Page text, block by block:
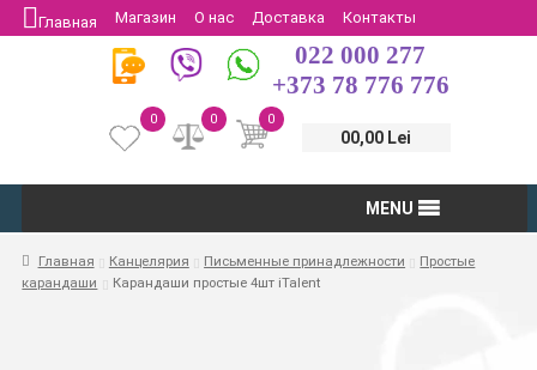
Главная Магазин О нас Доставка
Контакты
Защита потребителей
Возврат
022 000 277
+373 78 776 776
0
00,00 Lei
0
0
MENU
Главная Канцелярия Письменные принадлежности
Простые
карандаши
Карандаши простые 4шт iTalent